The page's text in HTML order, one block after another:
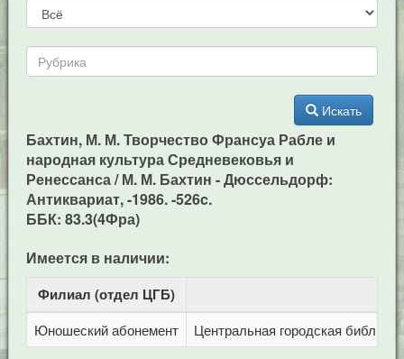
Искать
Бахтин, М. М. Творчество Франсуа Рабле и
народная культура Средневековья и
Ренессанса / М. М. Бахтин - Дюссельдорф:
Антиквариат, -1986. -526c.
ББК: 83.3(4Фра)
Имеется в наличии:
Филиал (отдел ЦГБ)
Юношеский абонемент Центральная городская